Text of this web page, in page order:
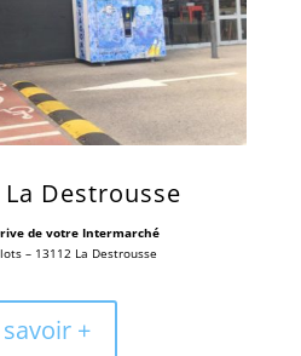
La Destrousse
de votre Intermarché
– 13112 La Destrousse
+